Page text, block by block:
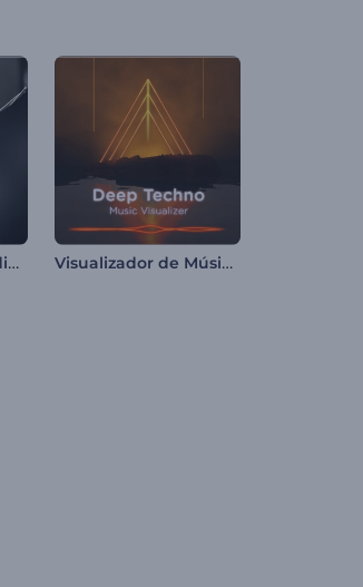
Visualizador de Áudio para Podcast Visualizador de Música Deep Techno